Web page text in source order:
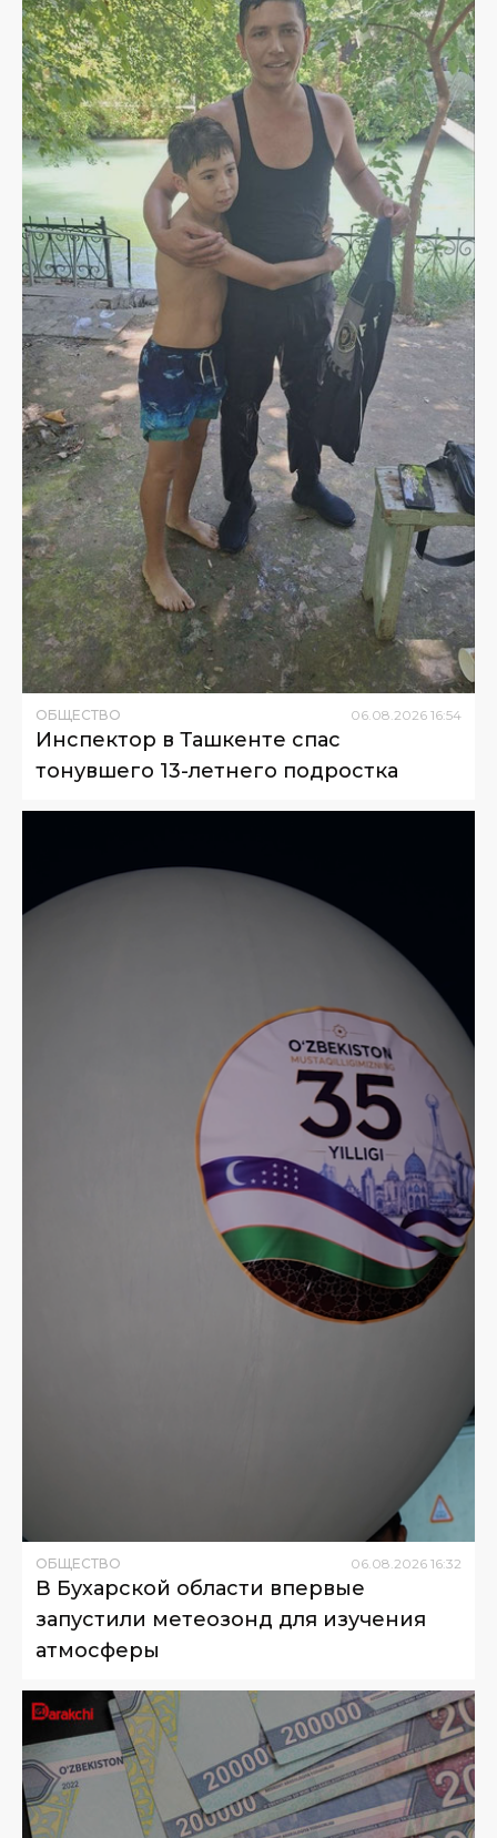
ОБЩЕСТВО 06.08.2026 16:54
Инспектор в Ташкенте спас
тонувшего 13-летнего подростка
ОБЩЕСТВО 06.08.2026 16:32
В Бухарской области впервые
запустили метеозонд для изучения
атмосферы